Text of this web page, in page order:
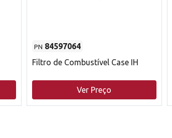
PN 84597064
Filtro de Combustível Case IH
Ver Preço